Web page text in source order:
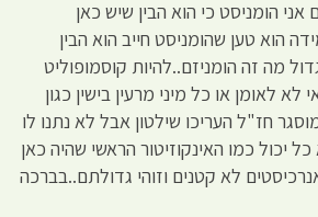
הומניסט כי הוא הבין שיש כאן
הוא טען שהומניסט חייב הוא הבין
מה זה הומניזם..להיות קוסמופוליט
לא לאומן או כל מיני מרעין בישין כגון
חז"ל העריכו שילטון אבל לא נתנו לו
יכול כמו האינקוזיטור הראשי שהיה כאן
לא קטנים וזוהי גדולתם..בברכה